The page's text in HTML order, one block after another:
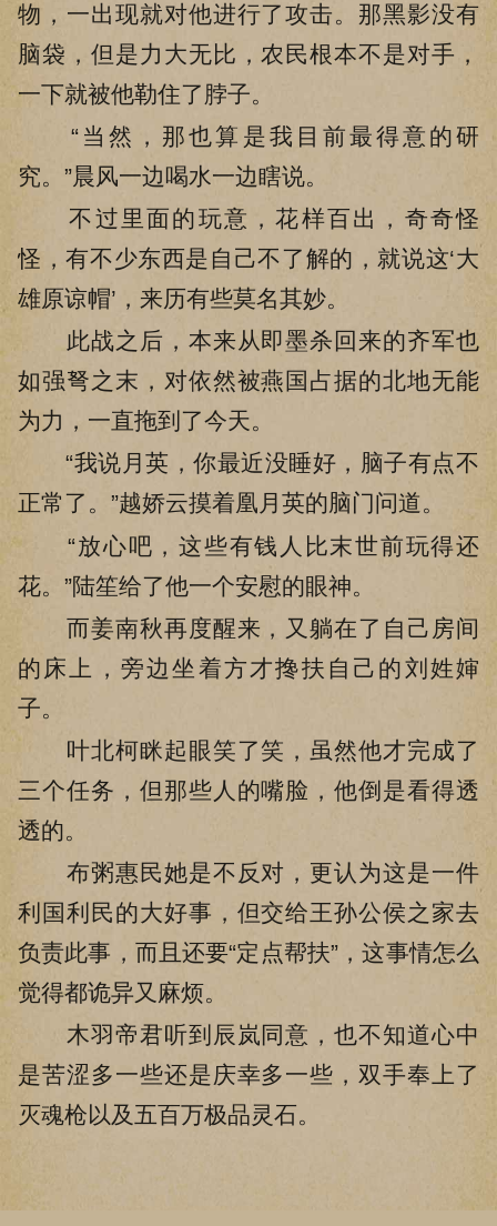
物，一出现就对他进行了攻击。那黑影没有
脑袋，但是力大无比，农民根本不是对手，
一下就被他勒住了脖子。
“当然，那也算是我目前最得意的研
究。”晨风一边喝水一边瞎说。
不过里面的玩意，花样百出，奇奇怪
怪，有不少东西是自己不了解的，就说这‘大
雄原谅帽’，来历有些莫名其妙。
此战之后，本来从即墨杀回来的齐军也
如强弩之末，对依然被燕国占据的北地无能
为力，一直拖到了今天。
“我说月英，你最近没睡好，脑子有点不
正常了。”越娇云摸着凰月英的脑门问道。
“放心吧，这些有钱人比末世前玩得还
花。”陆笙给了他一个安慰的眼神。
而姜南秋再度醒来，又躺在了自己房间
的床上，旁边坐着方才搀扶自己的刘姓婶
子。
叶北柯眯起眼笑了笑，虽然他才完成了
三个任务，但那些人的嘴脸，他倒是看得透
透的。
布粥惠民她是不反对，更认为这是一件
利国利民的大好事，但交给王孙公侯之家去
负责此事，而且还要“定点帮扶”，这事情怎么
觉得都诡异又麻烦。
木羽帝君听到辰岚同意，也不知道心中
是苦涩多一些还是庆幸多一些，双手奉上了
灭魂枪以及五百万极品灵石。